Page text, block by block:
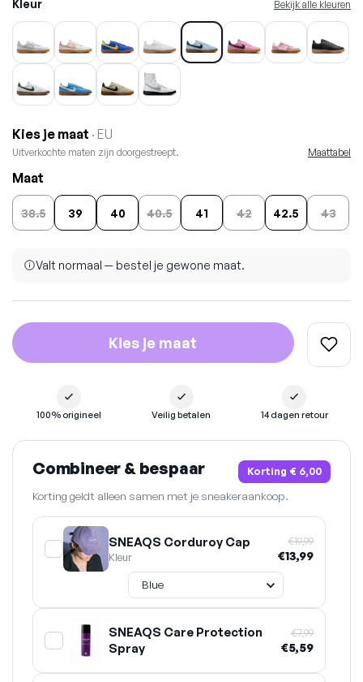
Kleur Bekijk alle kleuren
Kies je maat · EU
Uitverkochte maten zijn doorgestreept. Maattabel
Maat
38.5 39 40 40.5 41 42 42.5 43
Valt normaal — bestel je gewone maat.
Kies je maat
100% origineel Veilig betalen 14 dagen retour
Combineer & bespaar Korting € 6,00
Korting geldt alleen samen met je sneakeraankoop.
SNEAQS Corduroy Cap
Kleur
€19,99
€13,99
SNEAQS Care Protection
Spray
€7,99
€5,59